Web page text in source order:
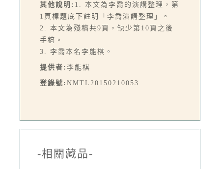
其他說明: 1. 本文為李喬的演講整理，第
1頁標題底下註明「李喬演講整理」。
2. 本文為殘稿共9頁，缺少第10頁之後
手稿。
3. 李喬本名李能棋。
提供者: 李能棋
登錄號: NMTL20150210053
-相關藏品-